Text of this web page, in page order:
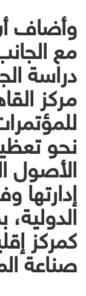
وأضاف
مع
دراسة
مركز
نحو
الأصول
كمركز
صناعة